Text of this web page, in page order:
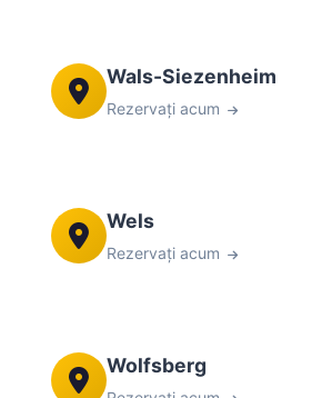
Wals-Siezenheim
Rezervați acum
Wels
Rezervați acum
Wolfsberg